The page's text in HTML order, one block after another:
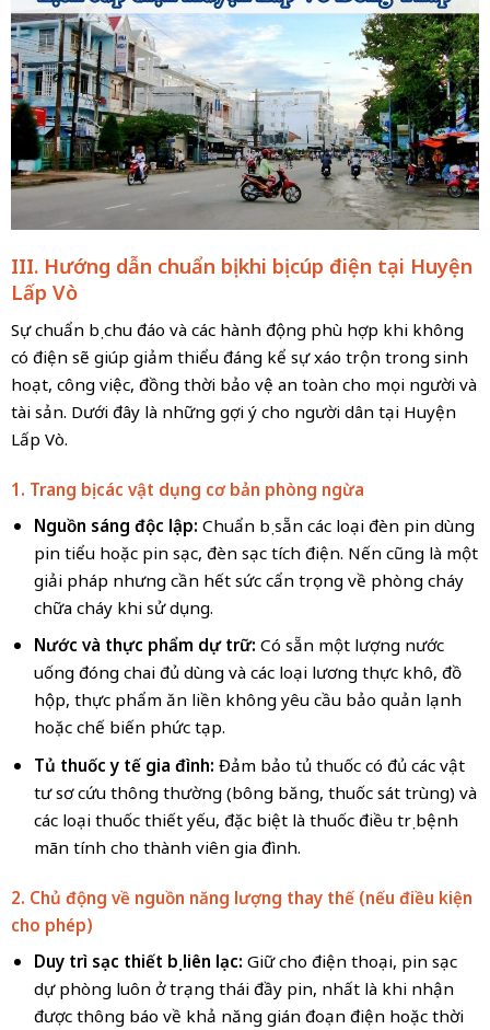
III. Hướng dẫn chuẩn bị khi bị cúp điện tại Huyện
Lấp Vò
Sự chuẩn bị chu đáo và các hành động phù hợp khi không
có điện sẽ giúp giảm thiểu đáng kể sự xáo trộn trong sinh
hoạt, công việc, đồng thời bảo vệ an toàn cho mọi người và
tài sản. Dưới đây là những gợi ý cho người dân tại Huyện
Lấp Vò.
1. Trang bị các vật dụng cơ bản phòng ngừa
Nguồn sáng độc lập: Chuẩn bị sẵn các loại đèn pin dùng
pin tiểu hoặc pin sạc, đèn sạc tích điện. Nến cũng là một
giải pháp nhưng cần hết sức cẩn trọng về phòng cháy
chữa cháy khi sử dụng.
Nước và thực phẩm dự trữ: Có sẵn một lượng nước
uống đóng chai đủ dùng và các loại lương thực khô, đồ
hộp, thực phẩm ăn liền không yêu cầu bảo quản lạnh
hoặc chế biến phức tạp.
Tủ thuốc y tế gia đình: Đảm bảo tủ thuốc có đủ các vật
tư sơ cứu thông thường (bông băng, thuốc sát trùng) và
các loại thuốc thiết yếu, đặc biệt là thuốc điều trị bệnh
mãn tính cho thành viên gia đình.
2. Chủ động về nguồn năng lượng thay thế (nếu điều kiện
cho phép)
Duy trì sạc thiết bị liên lạc: Giữ cho điện thoại, pin sạc
dự phòng luôn ở trạng thái đầy pin, nhất là khi nhận
được thông báo về khả năng gián đoạn điện hoặc thời